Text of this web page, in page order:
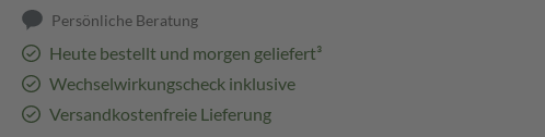
Persönliche Beratung
Heute bestellt und morgen geliefert³
Wechselwirkungscheck inklusive
Versandkostenfreie Lieferung